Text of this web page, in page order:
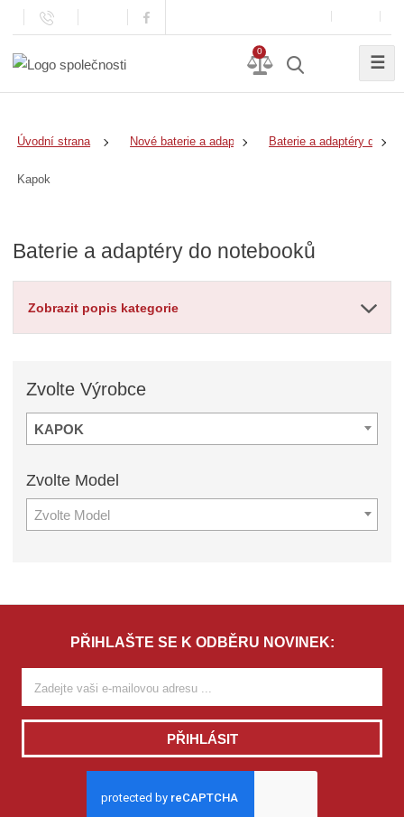
0
☰
Úvodní strana Nové baterie a adaptéry Baterie a adaptéry do
Kapok
Baterie a adaptéry do notebooků
Zobrazit popis kategorie
ZvolteVýrobce
KAPOK
Zvolte Model
Zvolte Model
PŘIHLAŠTE SE K ODBĚRU NOVINEK:
PŘIHLÁSIT